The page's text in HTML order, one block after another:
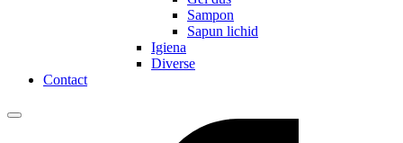
Sampon
Sapun lichid
Igiena
Diverse
Contact